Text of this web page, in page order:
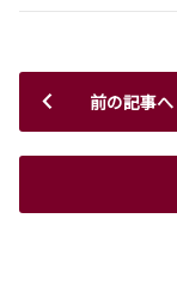
前の記事へ